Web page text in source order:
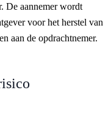
De aannemer wordt
voor het herstel van
aan de opdrachtnemer.